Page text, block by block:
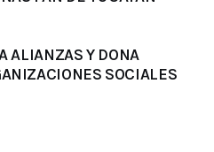
ALIANZAS Y DONA
SOCIALES